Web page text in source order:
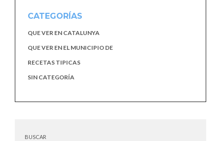
CATEGORÍAS
QUE VER EN CATALUNYA
QUE VER EN EL MUNICIPIO DE
RECETAS TIPICAS
SIN CATEGORÍA
BUSCAR